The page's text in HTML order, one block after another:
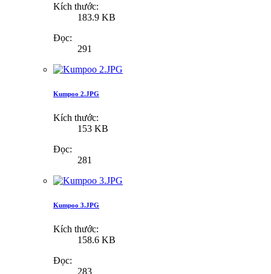
Kích thước:
183.9 KB
Đọc:
291
Kumpoo 2.JPG
Kích thước:
153 KB
Đọc:
281
Kumpoo 3.JPG
Kích thước:
158.6 KB
Đọc:
283